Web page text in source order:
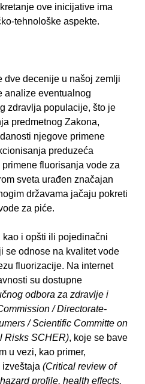
ove inicijative ima
tehnološke aspekte.
dve decenije u našoj zemlji
analize eventualnog
zdravlja populacije, što je
predmetnog Zakona,
njegove primene
preduzeća
fluorisanja vode za
sveta urađen značajan
državama jačaju pokreti
za piće.
kao i opšti ili pojedinačni
se odnose na kvalitet vode
fluorizacije. Na internet
su dostupne
odbora za zdravlje i
/ Directorate-
/ Scientific Committe on
Risks SCHER), koje se bave
u vezi, kao primer,
izveštaja (Critical review of
profile, health effects,